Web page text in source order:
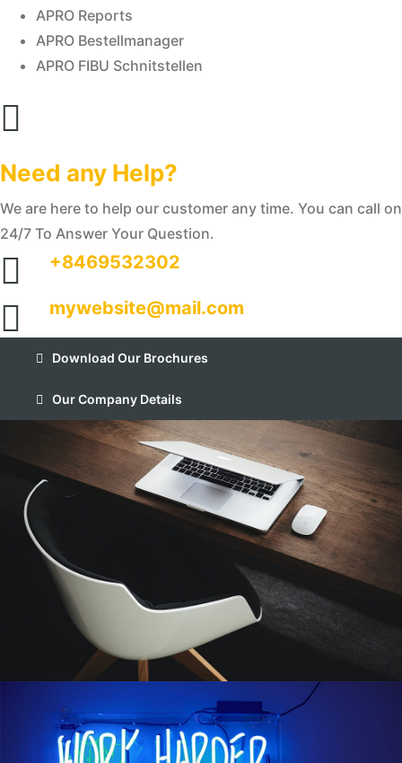
APRO Reports
APRO Bestellmanager
APRO FIBU Schnitstellen
Need any Help?
We are here to help our customer any time. You can call on
24/7 To Answer Your Question.
+8469532302
mywebsite@mail.com
Download Our Brochures
Our Company Details